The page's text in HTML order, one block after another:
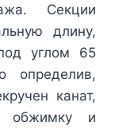
Секции
длину,
углом 65
определив,
канат,
обжимку и